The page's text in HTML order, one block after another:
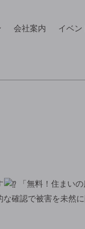
会社案内 イベン
「無料！住まい
確認で被害を未然